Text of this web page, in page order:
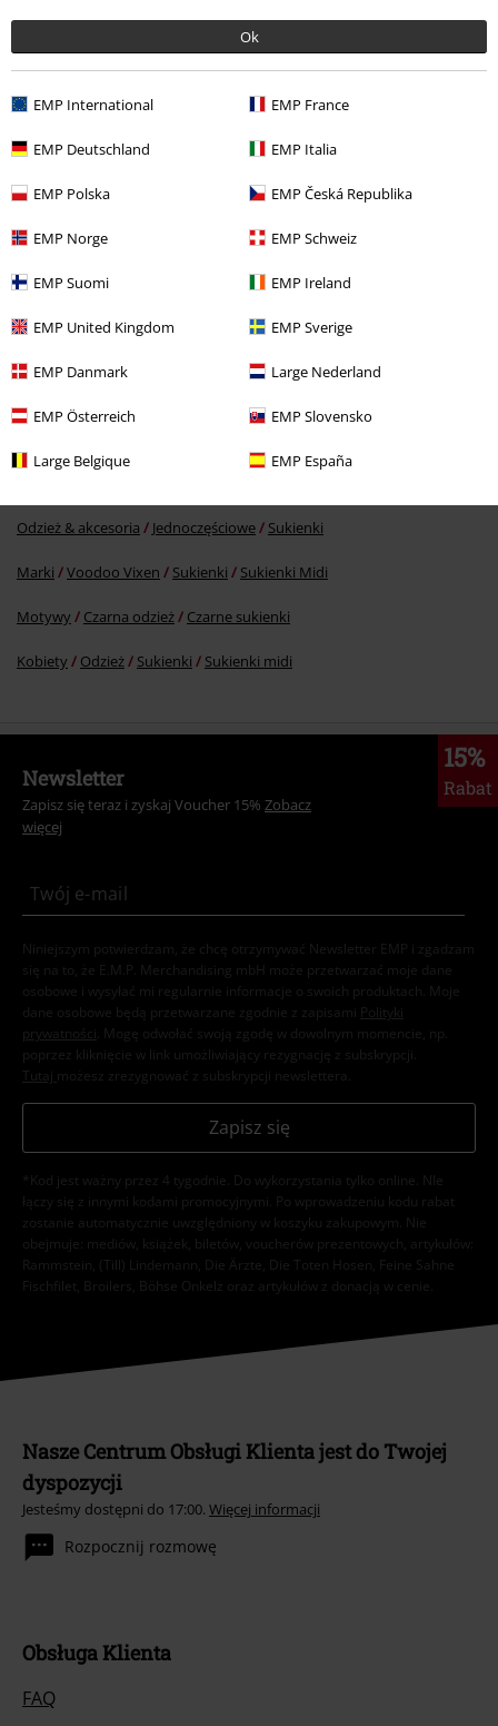
Ok
EMP International EMP France
EMP Deutschland EMP Italia
EMP Polska EMP Česká Republika
EMP Norge EMP Schweiz
EMP Suomi EMP Ireland
EMP United Kingdom EMP Sverige
EMP Danmark Large Nederland
EMP Österreich EMP Slovensko
Large Belgique EMP España
Ostatnia wizyta
%
Więcej kategorii. Więcej możliwości.
Odzież & akcesoria Jednoczęściowe Sukienki
Marki Voodoo Vixen Sukienki Sukienki Midi
Motywy Czarna odzież Czarne sukienki
Kobiety Odzież Sukienki Sukienki midi
15%
Rabat
Newsletter
Zapisz się teraz i zyskaj Voucher 15% Zobacz
więcej
Niniejszym potwierdzam, że chcę otrzymywać Newsletter EMP i zgadzam
się na to, że E.M.P. Merchandising mbH może przetwarzać moje dane
osobowe i wysyłać mi regularnie informacje o swoich produktach. Moje
dane osobowe będą przetwarzane zgodnie z zapisami
Polityki
prywatności . Mogę odwołać swoją zgodę w dowolnym momencie, np.
poprzez kliknięcie w link umożliwiający rezygnację z subskrypcji.
Tutaj możesz zrezygnować z subskrypcji newslettera.
Zapisz się
*Kod jest ważny przez 4 tygodnie. Do wykorzystania tylko online. NIe
łączy się z innymi kodami promocyjnymi. Po wprowadzeniu kodu rabat
zostanie automatycznie uwzględniony w koszyku zakupowym. Nie
obejmuje: mediów, książek, biletów, voucherów prezentowych, artykułów:
Rammstein, (Till) Lindemann, Die Ärzte, Die Toten Hosen, Feine Sahne
Fischfilet, Broilers, Böhse Onkelz oraz artykułów z donacją w cenie.
Nasze Centrum Obsługi Klienta jest do Twojej
dyspozycji
Jesteśmy dostępni do 17:00. Więcej informacji
Rozpocznij rozmowę
Obsługa Klienta
FAQ